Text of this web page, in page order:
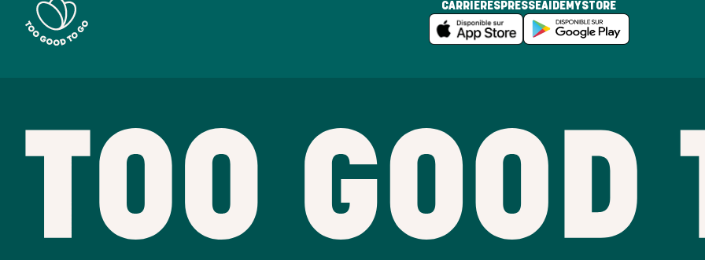
CARRIÈRES PRESSEAIDE MYSTORE